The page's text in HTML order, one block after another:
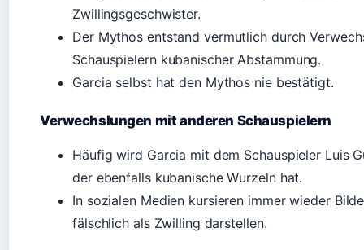
Zwillingsgeschwister.
Der Mythos entstand vermutlich durch
Schauspielern kubanischer Abstammung.
Garcia selbst hat den Mythos nie bestätigt.
Verwechslungen mit anderen Schauspielern
Häufig wird Garcia mit dem Schauspieler Luis
der ebenfalls kubanische Wurzeln hat.
In sozialen Medien kursieren immer wieder
fälschlich als Zwilling darstellen.